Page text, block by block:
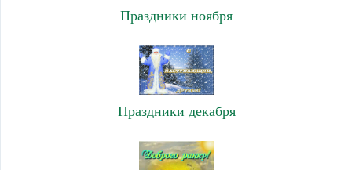
Праздники ноября
Праздники декабря